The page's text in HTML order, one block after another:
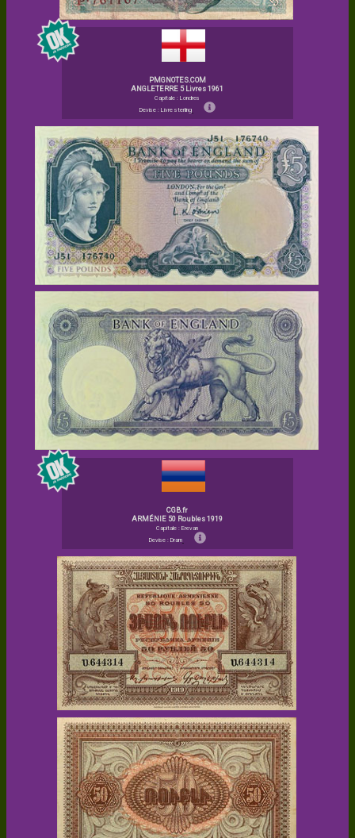
PMGNOTES.COM
ANGLETERRE 5 Livres 1961
Capitale : Londres
Devise : Livre sterling
CGB.fr
ARMÉNIE 50 Roubles 1919
Capitale : Erevan
Devise : Dram